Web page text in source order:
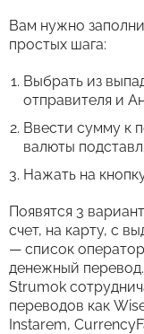
Вам нужно
простых шага:
Выбрать из
отправителя и
Ввести сумму к
валюты
Нажать на
Появятся 3
счет, на карту, с
— список
денежный
Strumok
переводов как
Instarem,